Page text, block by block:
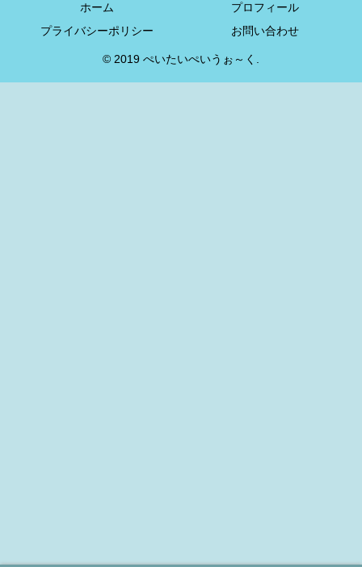
ホーム
プロフィール
プライバシーポリシー
お問い合わせ
© 2019 ぺいたいぺいうぉ～く.